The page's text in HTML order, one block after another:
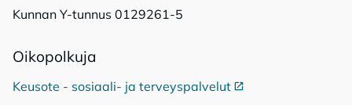
Kunnan Y-tunnus 0129261-5
Oi­ko­pol­ku­ja
Keusote - sosiaali- ja terveyspalvelut Ulkoinen linkki